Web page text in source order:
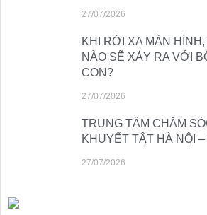
27/07/2026
KHI RỜI XA MÀN
NÀO SẼ XẢY RA VỚI
CON?
27/07/2026
TRUNG TÂM CHĂM
KHUYẾT TẬT HÀ NỘI
27/07/2026